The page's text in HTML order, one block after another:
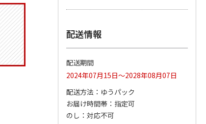
コーデュロイ生地ラ
キティ KCOB2
2,200円
(送料別・税込)
八角形ステンレスマ
配送情報
配送期間
2024年07月15日～2028年08月07日
配送方法
ゆうパック
お届け時間帯
指定可
のし
対応不可